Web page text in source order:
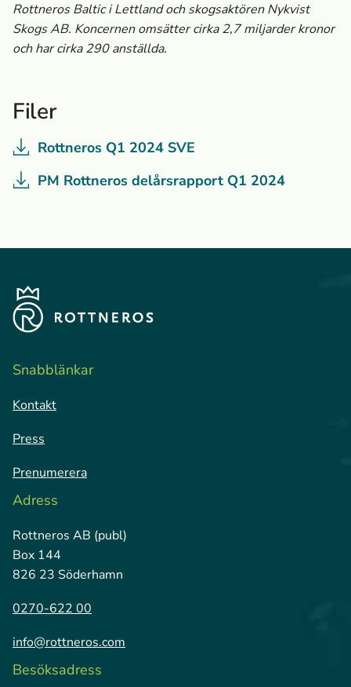
Rottneros Baltic i Lettland och skogsaktören Nykvist
Skogs AB. Koncernen omsätter cirka 2,7 miljarder kronor
och har cirka 290 anställda.
Filer
Rottneros Q1 2024 SVE
PM Rottneros delårsrapport Q1 2024
Snabblänkar
Kontakt
Press
Prenumerera
Adress
Rottneros AB (publ)
Box 144
826 23 Söderhamn
0270-622 00
info@rottneros.com
Besöksadress